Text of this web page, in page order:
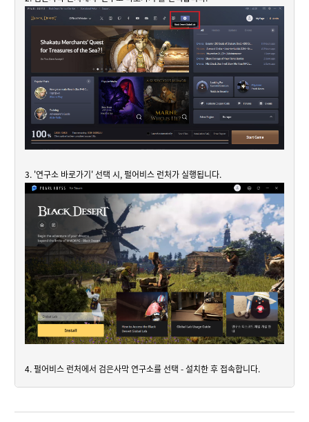
3. '연구소 바로가기' 선택 시, 펄어비스 런처가 실행됩니다.
4. 펄어비스 런처에서 검은사막 연구소를 선택 - 설치한 후 접속합니다.